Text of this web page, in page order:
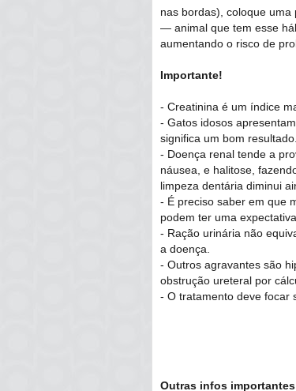
nas bordas), coloque
― animal que tem esse
aumentando o risco de
Importante!
- Creatinina é um índice
- Gatos idosos
significa um bom resultado.
- Doença renal tende a
náusea, e halitose,
limpeza dentária diminui
- É preciso saber em que
podem ter uma
- Ração urinária não
a doença.
- Outros agravantes são
obstrução ureteral por
- O tratamento deve focar
Outras infos importantes